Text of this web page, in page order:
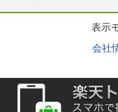
表示
会社